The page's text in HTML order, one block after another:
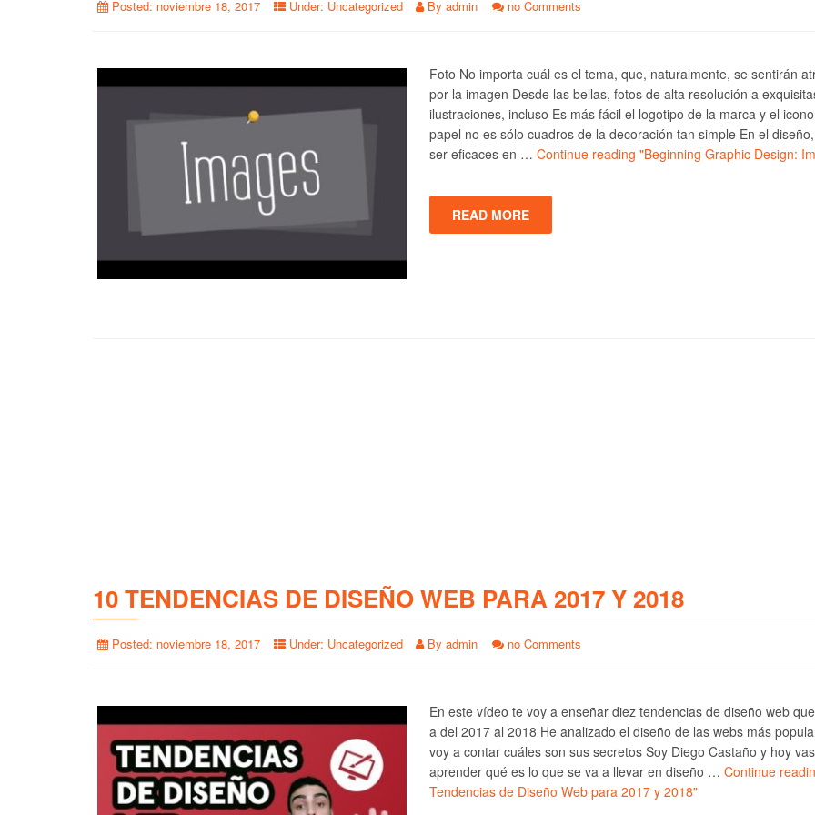
Posted: noviembre 18, 2017 Under: Uncategorized By admin no Comments
Foto No importa cuál es el tema, que, naturalmente, se sentirán
por la imagen Desde las bellas, fotos de alta resolución a
ilustraciones, incluso Es más fácil el logotipo de la marca y el
papel no es sólo cuadros de la decoración tan simple En el
ser eficaces en … Continue reading "Beginning Graphic Design:
READ MORE
10 TENDENCIAS DE DISEÑO WEB PARA 2017 Y 2018
Posted: noviembre 18, 2017 Under: Uncategorized By admin no Comments
En este vídeo te voy a enseñar diez tendencias de diseño web
a del 2017 al 2018 He analizado el diseño de las webs más
voy a contar cuáles son sus secretos Soy Diego Castaño y hoy
aprender qué es lo que se va a llevar en diseño … Continue
Tendencias de Diseño Web para 2017 y 2018"